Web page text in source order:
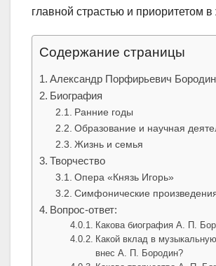
главной страстью и приоритетом в
Содержание страницы
Александр Порфирьевич Бородин
Биография
Ранние годы
Образование и научная
Жизнь и семья
Творчество
Опера «Князь Игорь»
Симфонические
Вопрос-ответ:
Какова биография А. П.
Какой вклад в
внес А. П. Бородин?